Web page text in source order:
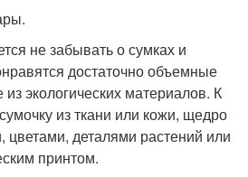
не забывать о сумках и
достаточно объемные
экологических материалов. К
из ткани или кожи, щедро
деталями растений или
принтом.